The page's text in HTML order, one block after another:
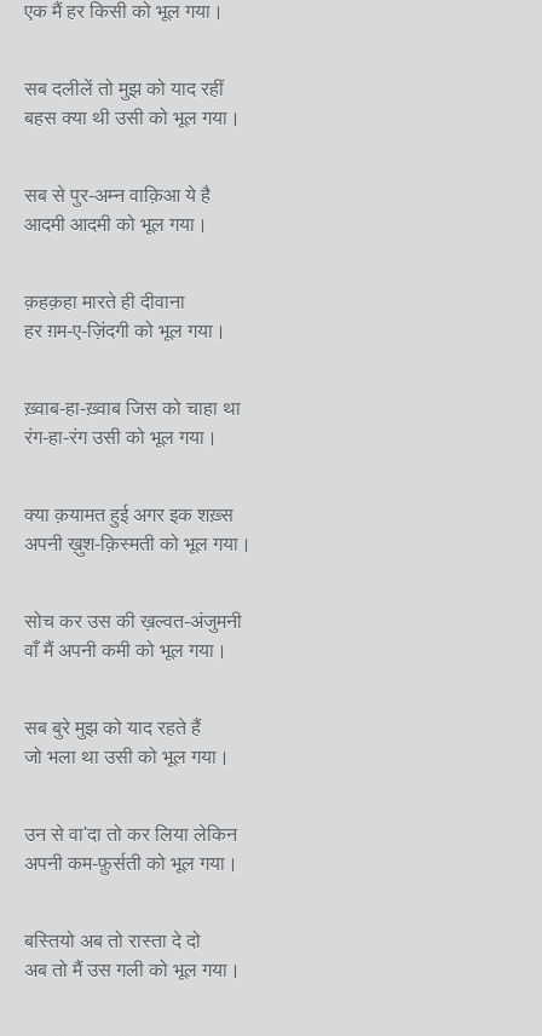
एक मैं हर किसी को भूल गया।
सब दलीलें तो मुझ को याद रहीं
बहस क्या थी उसी को भूल गया।
सब से पुर-अम्न वाक़िआ ये है
आदमी आदमी को भूल गया।
क़हक़हा मारते ही दीवाना
हर ग़म-ए-ज़िंदगी को भूल गया।
ख़्वाब-हा-ख़्वाब जिस को चाहा था
रंग-हा-रंग उसी को भूल गया।
क्या क़यामत हुई अगर इक शख़्स
अपनी ख़ुश-क़िस्मती को भूल गया।
सोच कर उस की ख़ल्वत-अंजुमनी
वाँ मैं अपनी कमी को भूल गया।
सब बुरे मुझ को याद रहते हैं
जो भला था उसी को भूल गया।
उन से वा'दा तो कर लिया लेकिन
अपनी कम-फ़ुर्सती को भूल गया।
बस्तियो अब तो रास्ता दे दो
अब तो मैं उस गली को भूल गया।